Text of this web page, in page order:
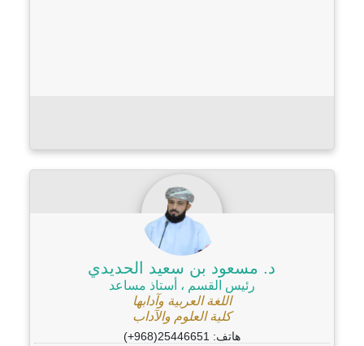
د. مسعود بن سعيد الحديدي
رئيس القسم ، أستاذ مساعد
اللغة العربية وآدابها
كلية العلوم والآداب
هاتف: 25446651(968+)